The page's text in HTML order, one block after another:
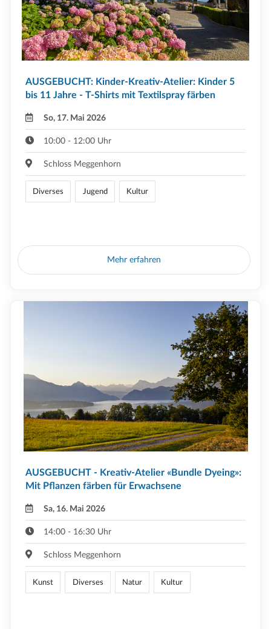
AUSGEBUCHT: Kinder-Kreativ-Atelier: Kinder 5
bis 11 Jahre - T-Shirts mit Textilspray färben
So, 17. Mai 2026
10:00 - 12:00 Uhr
Schloss Meggenhorn
Diverses Jugend Kultur
Mehr erfahren
AUSGEBUCHT - Kreativ-Atelier «Bundle Dyeing»:
Mit Pflanzen färben für Erwachsene
Sa, 16. Mai 2026
14:00 - 16:30 Uhr
Schloss Meggenhorn
Kunst Diverses Natur Kultur